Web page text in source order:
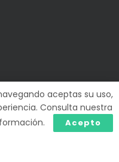
aceptas su uso,
Consulta nuestra
Acepto